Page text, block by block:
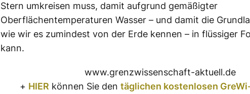
Stern umkreisen muss, damit aufgrund gemäßigter
Oberflächentemperaturen Wasser – und damit die
wie wir es zumindest von der Erde kennen – in flüssiger
kann.
www.grenzwissenschaft-aktuell.de
+ HIER können Sie den täglichen kostenlosen